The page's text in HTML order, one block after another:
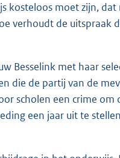
kosteloos moet zijn,
verhoudt de uitspraak
Besselink met haar
die de partij van de
scholen een crime om
een jaar uit te